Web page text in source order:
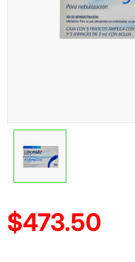
Precio reducido de
$473.50